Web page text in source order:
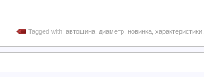
Tagged with: автошина, диаметр, новинка, характеристики,